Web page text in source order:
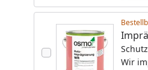
Wir